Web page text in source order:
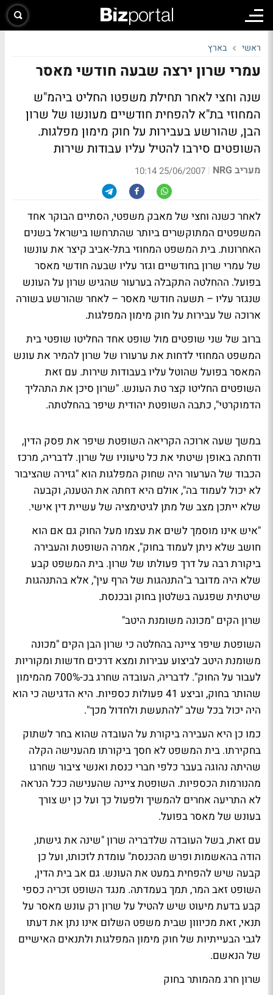
ראשי בארץ
עמרי שרון ירצה שבעה חודשי מאסר
שנה וחצי לאחר תחילת משפטו החליט ביהמ"ש
המחוזי בת"א להפחית חודשיים מעונשו של שרון
הבן, שהורשע בעבירות על חוק מימון מפלגות.
השופטים סירבו להטיל עליו עבודות שירות
מעריב NRG |
25/06/2007 10:14
לאחר כשנה וחצי של מאבק משפטי, הסתיים הבוקר אחד
המשפטים המתוקשרים ביותר שהתרחשו בישראל בשנים
האחרונות. בית המשפט המחוזי בתל-אביב קיצר את עונשו
של עמרי שרון בחודשיים וגזר עליו שבעה חודשי מאסר
בפועל. ההחלטה התקבלה בערעור שהגיש שרון על העונש
שנגזר עליו – תשעה חודשי מאסר – לאחר שהורשע בשורה
ארוכה של עבירות על חוק מימון המפלגות.
ברוב של שני שופטים מול שופט אחד החליטו שופטי בית
המשפט המחוזי לדחות את ערעורו של שרון להמיר את עונש
המאסר בפועל שהוטל עליו בעבודות שירות. עם זאת
השופטים החליטו קצר טת העונש. "שרון סיכן את התהליך
הדמוקרטי", כתבה השופטת יהודית שיפר בהחלטתה.
במשך שעה ארוכה הקריאה השופטת שיפר את פסק הדין,
ודחתה באופן שיטתי את כל טיעוניו של שרון. לדבריה, מרכז
הכבוד של הערעור היה שחוק המפלגות הוא "גזירה שהציבור
לא יכול לעמוד בה", אולם היא דחתה את הטענה, וקבעה
שלא ייתכן מצב של מתן לגיטימציה של עשיית דין אישי.
"איש אינו מוסמך לשים את עצמו מעל החוק גם אם הוא
חושב שלא ניתן לעמוד בחוק", אמרה השופטת והעבירה
ביקורת רבה על דרך פעולתו של שרון. בית המשפט קבע
שלא היה מדובר ב"התנהגות של הרף עין", אלא בהתנהגות
שיטתית שפגעה בשלטון בחוק ובכנסת.
שרון הקים "מכונה משומנת היטב"
השופטת שיפר ציינה בהחלטה כי שרון הבן הקים "מכונה
משומנת היטב לביצוע עבירות ומצא דרכים חדשות ומקוריות
לעבור על החוק". לדבריה, העובדה שחרג בכ-700% מהמימון
שהותר בחוק, וביצע 41 פעולות כספיות. היא הדגישה כי הוא
היה יכול בכל שלב "להתעשת ולחדול מכך".
כמו כן היא העבירה ביקורת על העובדה שהוא בחר לשתוק
בחקירתו. בית המשפט לא חסך ביקורתו מהענישה הקלה
שהיתה נהוגה בעבר כלפי חברי כנסת ואנשי ציבור שחרגו
מהנורמות הכספיות. השופטת ציינה שהענישה ככל הנראה
לא התריעה אחרים להמשיך ולפעול כך ועל כן יש צורך
בעונש של מאסר בפועל.
עם זאת, בשל העובדה שלדבריה שרון "שינה את גישתו,
הודה בהאשמות ופרש מהכנסת" עומדת לזכותו, ועל כן
קבעה שיש להפחית במעט את העונש. גם אב בית הדין,
השופט זאב המר, תמך בעמדתה. מנגד השופט זכריה כספי
קבע בדעת מיעוט שיש להטיל על שרון רק עונש מאסר על
תנאי, זאת מכיווון שבית משפט השלום אינו נתן את דעתו
לגבי הבעייתיות של חוק מימון המפלגות ולתנאים האישיים
של הנאשם.
שרון חרג מהמותר בחוק